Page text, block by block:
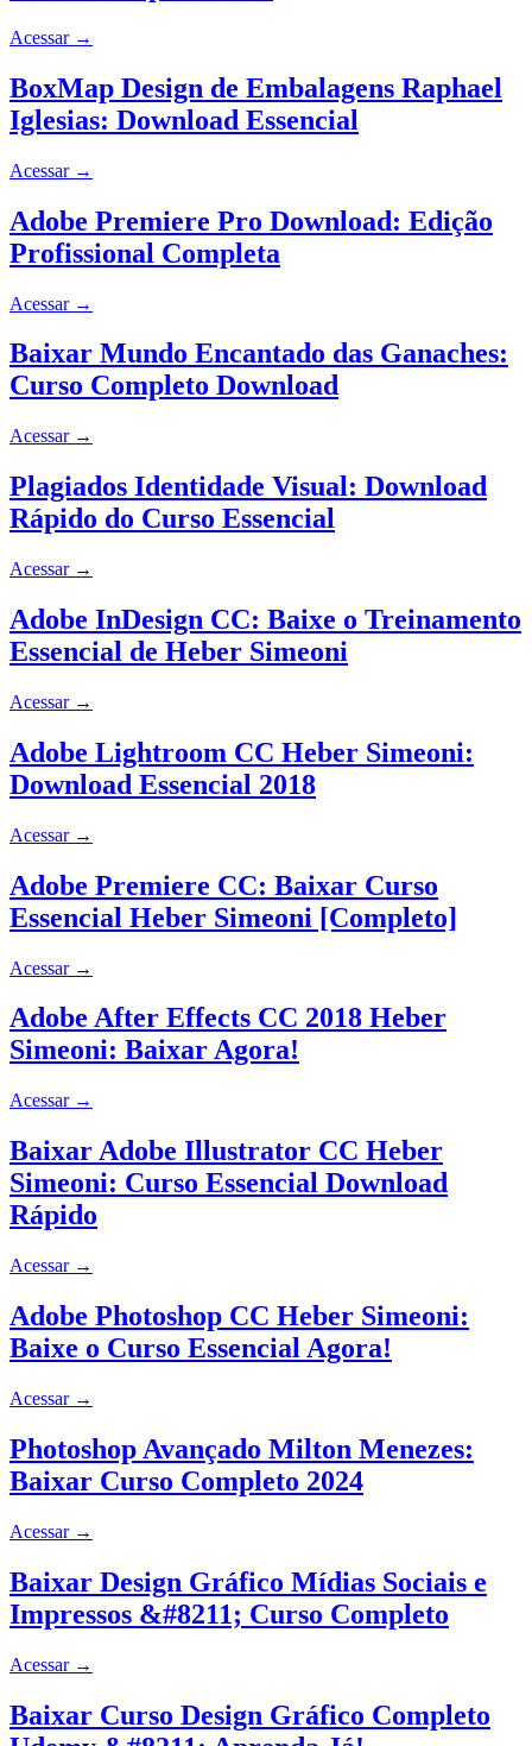
Acessar →
BoxMap Design de Embalagens Raphael
Iglesias: Download Essencial
Acessar →
Adobe Premiere Pro Download: Edição
Profissional Completa
Acessar →
Baixar Mundo Encantado das Ganaches:
Curso Completo Download
Acessar →
Plagiados Identidade Visual: Download
Rápido do Curso Essencial
Acessar →
Adobe InDesign CC: Baixe o Treinamento
Essencial de Heber Simeoni
Acessar →
Adobe Lightroom CC Heber Simeoni:
Download Essencial 2018
Acessar →
Adobe Premiere CC: Baixar Curso
Essencial Heber Simeoni [Completo]
Acessar →
Adobe After Effects CC 2018 Heber
Simeoni: Baixar Agora!
Acessar →
Baixar Adobe Illustrator CC Heber
Simeoni: Curso Essencial Download
Rápido
Acessar →
Adobe Photoshop CC Heber Simeoni:
Baixe o Curso Essencial Agora!
Acessar →
Photoshop Avançado Milton Menezes:
Baixar Curso Completo 2024
Acessar →
Baixar Design Gráfico Mídias Sociais e
Impressos &#8211; Curso Completo
Acessar →
Baixar Curso Design Gráfico Completo